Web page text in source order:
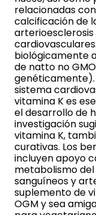
relacionadas
calcificación de
biológicamente
de natto no
genéticamente).
sistema
vitamina K es
el desarrollo de
investigación
vitamina K,
curativas. Los
incluyen apoyo
metabolismo
sanguíneos y
suplemento de
OGM y sea